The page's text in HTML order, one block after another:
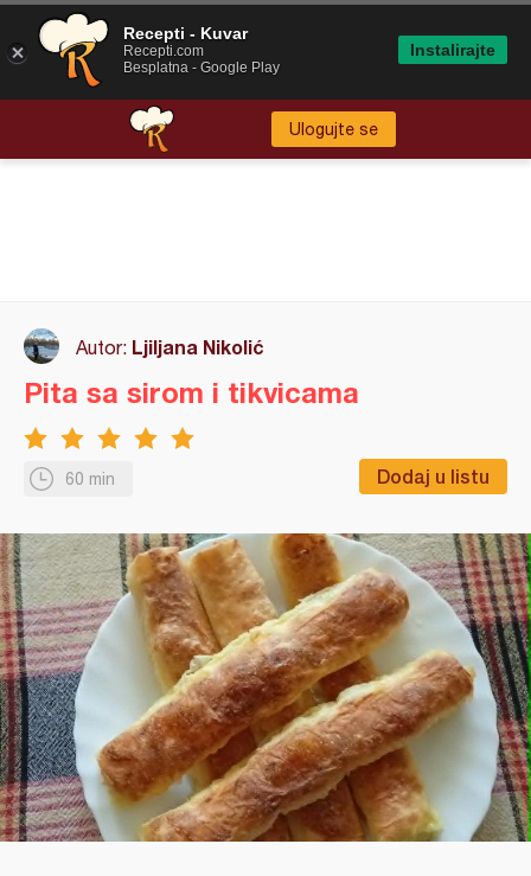
Ulogujte se
Autor: Ljiljana Nikolić
60 min Dodaj u listu
Pita sa sirom i tikvicama
Recepti - Kuvar
Recepti.com
Besplatna - Google Play
Instalirajte